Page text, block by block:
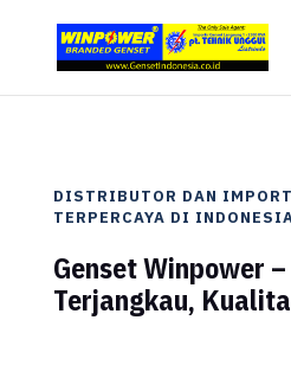
DISTRIBUTOR DAN
TERPERCAYA DI
Genset Winpower
Terjangkau,